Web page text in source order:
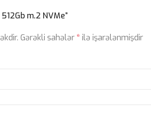
m.2 NVMe”
Gərəkli sahələr*ilə işarələnmişdir